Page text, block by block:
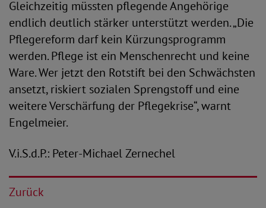
Gleichzeitig müssten pflegende Angehörige
endlich deutlich stärker unterstützt werden. „Die
Pflegereform darf kein Kürzungsprogramm
werden. Pflege ist ein Menschenrecht und keine
Ware. Wer jetzt den Rotstift bei den Schwächsten
ansetzt, riskiert sozialen Sprengstoff und eine
weitere Verschärfung der Pflegekrise“, warnt
Engelmeier.
V.i.S.d.P.: Peter-Michael Zernechel
Zurück